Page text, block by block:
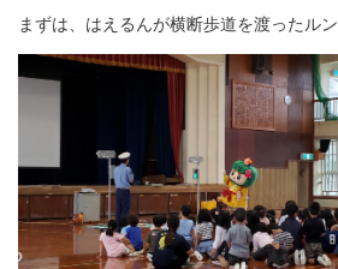
まずは、はえるんが横断歩道を渡ったルン